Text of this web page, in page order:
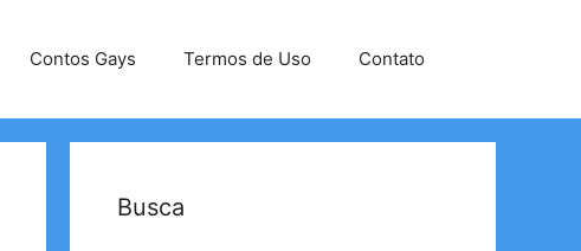
Contos Gays Termos de Uso Contato
Busca